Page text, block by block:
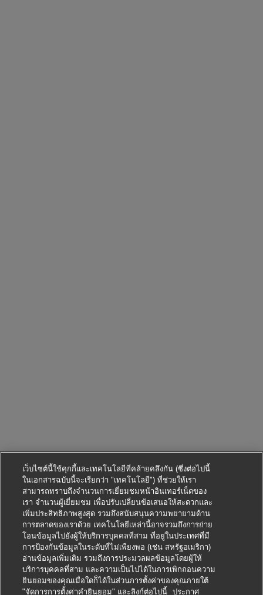
เว็บไซต์นี้ใช้คุกกี้และเทคโนโลยีที่คล้ายคลึงกัน (ซึ่งต่อไปนี้
ในเอกสารฉบับนี้จะเรียกว่า "เทคโนโลยี") ที่ช่วยให้เรา
สามารถทราบถึงจำนวนการเยี่ยมชมหน้าอินเทอร์เน็ตของ
เรา จำนวนผู้เยี่ยมชม เพื่อปรับเปลี่ยนข้อเสนอให้สะดวกและ
เพิ่มประสิทธิภาพสูงสุด รวมถึงสนับสนุนความพยายามด้าน
การตลาดของเราด้วย เทคโนโลยีเหล่านี้อาจรวมถึงการถ่าย
โอนข้อมูลไปยังผู้ให้บริการบุคคลที่สาม ที่อยู่ในประเทศที่มี
การป้องกันข้อมูลในระดับที่ไม่เพียงพอ (เช่น สหรัฐอเมริกา)
อ่านข้อมูลเพิ่มเติม รวมถึงการประมวลผลข้อมูลโดยผู้ให้
บริการบุคคลที่สาม และความเป็นไปได้ในการเพิกถอนความ
ยินยอมของคุณเมื่อใดก็ได้ในส่วนการตั้งค่าของคุณภายใต้
"จัดการการตั้งค่าคำยินยอม" และลิงก์ต่อไปนี้
ประกาศ